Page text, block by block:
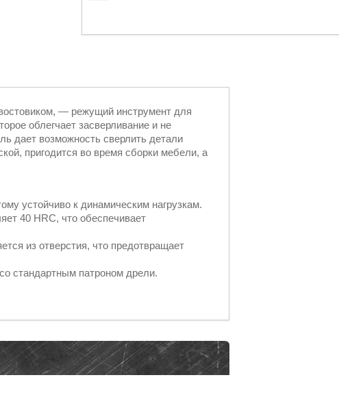
— режущий инструмент для
облегчает засверливание и не
дает возможность сверлить детали
пригодится во время сборки мебели, а
устойчиво к динамическим нагрузкам.
40 HRC, что обеспечивает
из отверстия, что предотвращает
стандартным патроном дрели.